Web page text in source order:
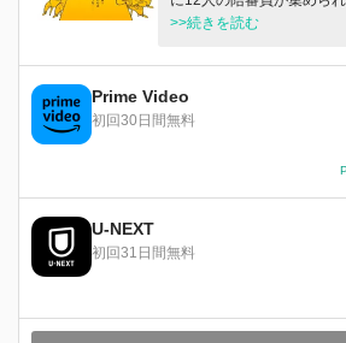
であることから、陪審員全
員2号が無罪の根拠を一人
たところから、審議の様
彼らは果たして「真実」
か…。東京サンシャイン
画化で、脚本を同劇団主
>>続きを読む
Prime Video
初回30日間無料
U-NEXT
初回31日間無料